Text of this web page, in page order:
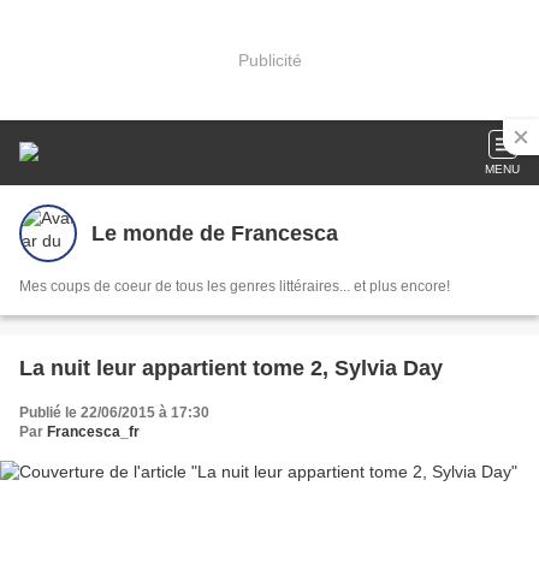
Publicité
MENU
Le monde de Francesca
Mes coups de coeur de tous les genres littéraires... et plus encore!
La nuit leur appartient tome 2, Sylvia Day
Publié le 22/06/2015 à 17:30
Par Francesca_fr